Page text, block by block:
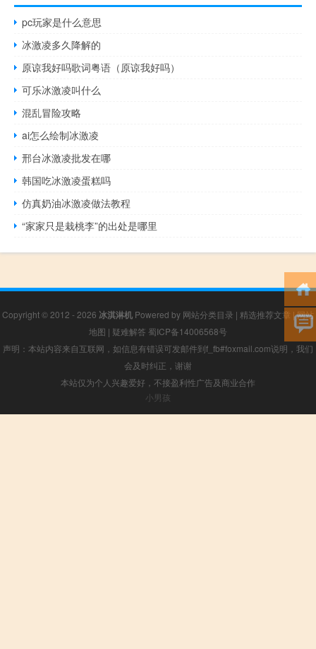
pc玩家是什么意思
冰激凌多久降解的
原谅我好吗歌词粤语（原谅我好吗）
可乐冰激凌叫什么
混乱冒险攻略
ai怎么绘制冰激凌
邢台冰激凌批发在哪
韩国吃冰激凌蛋糕吗
仿真奶油冰激凌做法教程
“家家只是栽桃李”的出处是哪里
Copyright © 2012 - 2026 冰淇淋机 Powered by 网站分类目录 | 精选推荐文章 |网站
地图 | 疑难解答 蜀ICP备14006568号
声明：本站内容来自互联网，如信息有错误可发邮件到f_fb#foxmail.com说明，我们
会及时纠正，谢谢
本站仅为个人兴趣爱好，不接盈利性广告及商业合作
小男孩